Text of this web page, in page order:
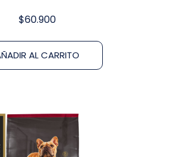
$60.900
AL CARRITO